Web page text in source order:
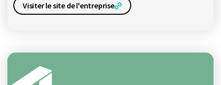
Visiter le site de l'entreprise